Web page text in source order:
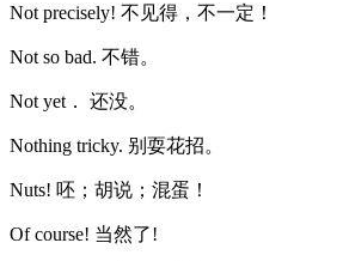
Not precisely! 不见得，不一定！
Not so bad. 不错。
Not yet． 还没。
Nothing tricky. 别耍花招。
Nuts! 呸；胡说；混蛋！
Of course! 当然了!